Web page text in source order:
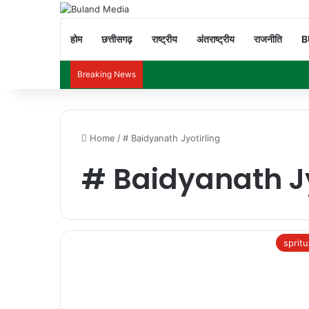
होम छत्तीसगढ़ राष्ट्रीय अंतराष्ट्रीय राजनीति
Breaking News
Home /# Baidyanath Jyotirling
# Baidyanath